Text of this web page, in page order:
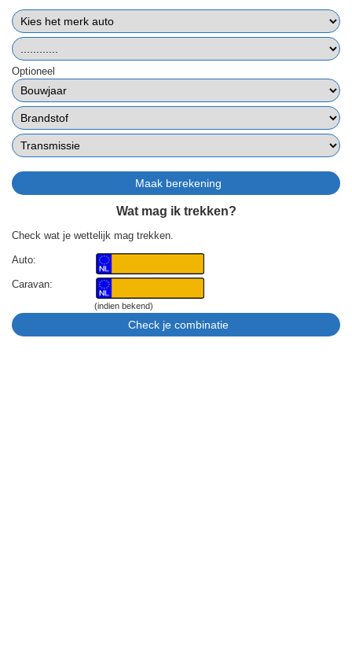
Optioneel
Wat mag ik trekken?
Check wat je wettelijk mag trekken.
Auto:
Caravan:
(indien bekend)